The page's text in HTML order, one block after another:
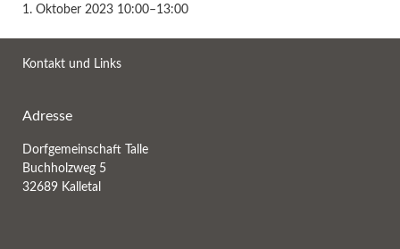
1. Oktober 2023 10:00–13:00
Kontakt und Links
Adresse
Dorfgemeinschaft Talle
Buchholzweg 5
32689 Kalletal